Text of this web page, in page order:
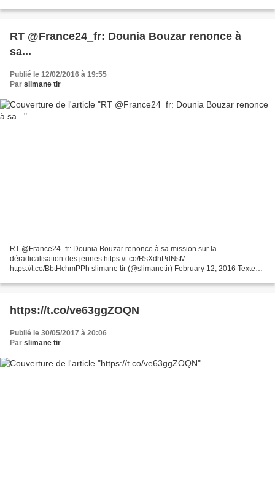
RT @France24_fr: Dounia Bouzar renonce à
sa...
Publié le 12/02/2016 à 19:55
Par slimane tir
RT @France24_fr: Dounia Bouzar renonce à sa mission sur la
déradicalisation des jeunes https://t.co/RsXdhPdNsM
https://t.co/BbtHchmPPh slimane tir (@slimanetir) February 12, 2016 Texte
https://t.co/ve63ggZOQN
Publié le 30/05/2017 à 20:06
Par slimane tir